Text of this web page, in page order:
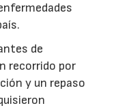
de
recorrido por
y un repaso